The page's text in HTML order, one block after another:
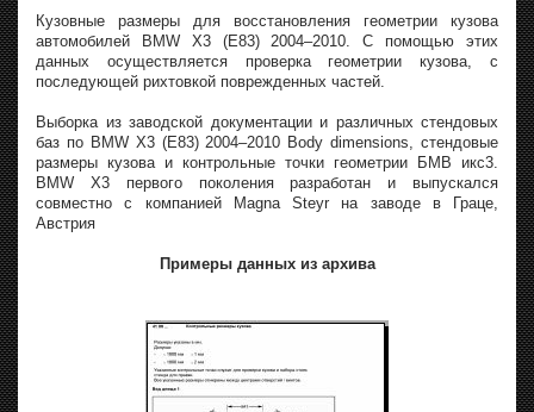
Кузовные размеры для восстановления геометрии кузова
автомобилей BMW X3 (E83) 2004–2010. С помощью этих
данных осуществляется проверка геометрии кузова, с
последующей рихтовкой поврежденных частей.
Выборка из заводской документации и различных стендовых
баз по BMW X3 (E83) 2004–2010 Body dimensions, стендовые
размеры кузова и контрольные точки геометрии БМВ икс3.
BMW X3 первого поколения разработан и выпускался
совместно с компанией Magna Steyr на заводе в Граце,
Австрия
Примеры данных из архива